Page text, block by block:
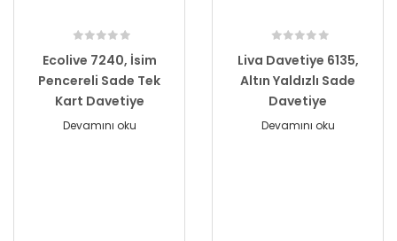
Ecolive 7240, İsim
Pencereli Sade Tek
Kart Davetiye
Devamını oku
Liva Davetiye 6135,
Altın Yaldızlı Sade
Davetiye
Devamını oku